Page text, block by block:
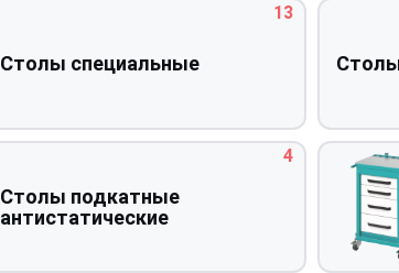
Столы специальные
13
Столы подкатные
антистатические
4